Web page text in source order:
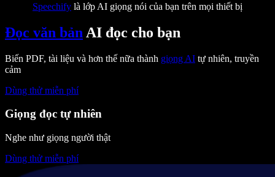
Speechify là lớp AI giọng nói của bạn trên mọi thiết bị
Đọc văn bản AI đọc cho bạn
Biến PDF, tài liệu và hơn thế nữa thành giọng AI tự nhiên, truyền
cảm
Dùng thử miễn phí
Giọng đọc tự nhiên
Nghe như giọng người thật
Dùng thử miễn phí